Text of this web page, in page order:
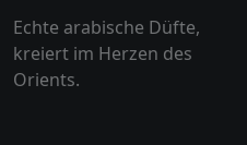
Echte arabische Düfte,
kreiert im Herzen des
Orients.